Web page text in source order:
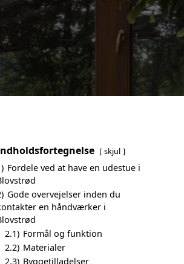
skjul
Fordele ved at have en udestue i
Gode overvejelser inden du
en håndværker i
2.1) Formål og funktion
2.2) Materialer
2.3) Byggetilladelser